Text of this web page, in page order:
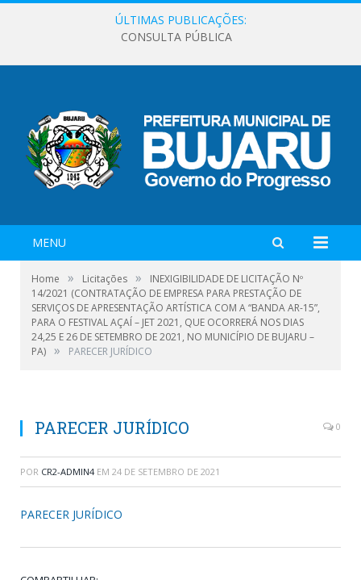
ÚLTIMAS PUBLICAÇÕES:
CONSULTA PÚBLICA
MENU
Home » Licitações »
INEXIGIBILIDADE DE LICITAÇÃO Nº
14/2021 (CONTRATAÇÃO DE EMPRESA PARA PRESTAÇÃO DE
SERVIÇOS DE APRESENTAÇÃO ARTÍSTICA COM A “BANDA AR-15”,
PARA O FESTIVAL AÇAÍ – JET 2021, QUE OCORRERÁ NOS DIAS
24,25 E 26 DE SETEMBRO DE 2021, NO MUNICÍPIO DE BUJARU –
PA) » PARECER JURÍDICO
PARECER JURÍDICO 0
POR CR2-ADMIN4 EM 24 DE SETEMBRO DE 2021
PARECER JURÍDICO